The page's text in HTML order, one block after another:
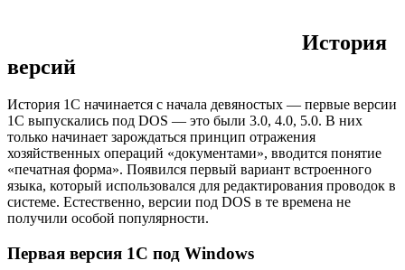
История
версий
История 1С начинается с начала девяностых — первые версии
1С выпускались под DOS — это были 3.0, 4.0, 5.0. В них
только начинает зарождаться принцип отражения
хозяйственных операций «документами», вводится понятие
«печатная форма». Появился первый вариант встроенного
языка, который использовался для редактирования проводок в
системе. Естественно, версии под DOS в те времена не
получили особой популярности.
Первая версия 1С под Windows